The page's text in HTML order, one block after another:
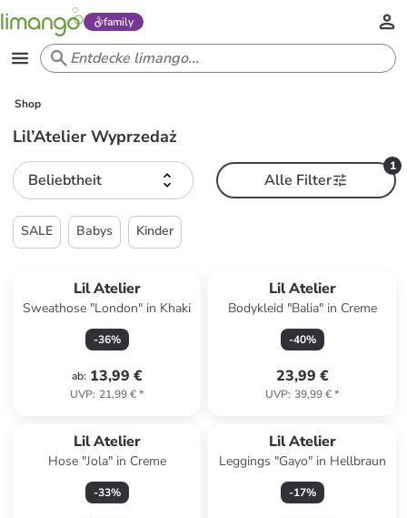
family
Shop
Lil’Atelier Wyprzedaż
Beliebtheit
1
Alle Filter
SALE Babys Kinder
Lil Atelier
Sweathose "London" in Khaki
-36%
ab: 13,99 €
UVP: 21,99 €*
Lil Atelier
Bodykleid "Balia" in Creme
-40%
23,99 €
UVP: 39,99 €*
Lil Atelier
Hose "Jola" in Creme
-33%
Lil Atelier
Leggings "Gayo" in Hellbraun
-17%